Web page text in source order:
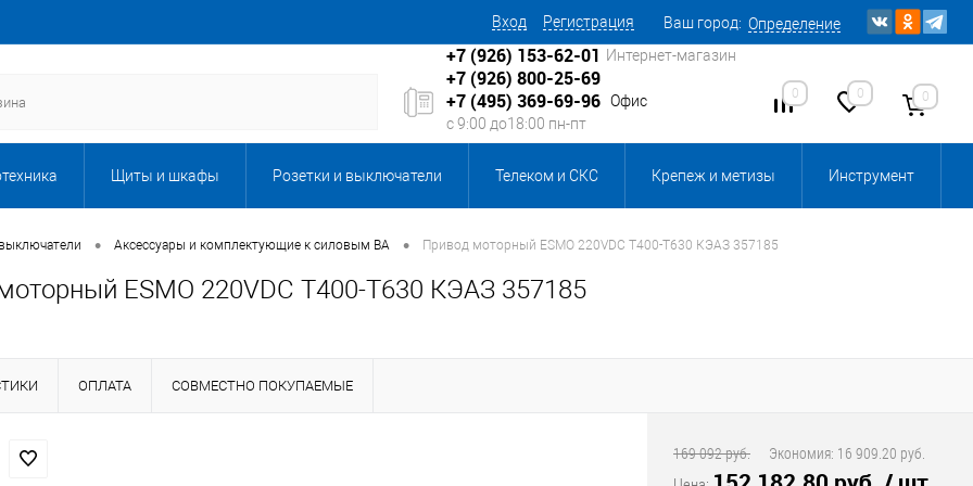
Вход Регистрация Ваш город: Определение
+7 (926) 153-62-01 Интернет-магазин
+7 (926) 800-25-69
+7 (495) 369-69-96 Офис
с 9:00 до18:00 пн-пт
0 0 0
Щиты и шкафы Розетки и выключатели Телеком и СКС Крепеж и метизы Инструмент
Бытовая техника Запорная и регулирующая арматура Источники питания Кабеленесущие системы
• Аксессуары и комплектующие к силовым ВА • Привод моторный ESMO 220VDC T400-T630 КЭАЗ 357185
ESMO 220VDC T400-T630 КЭАЗ 357185
ОПЛАТА СОВМЕСТНО ПОКУПАЕМЫЕ
169 092 руб. Экономия: 16 909.20 руб.